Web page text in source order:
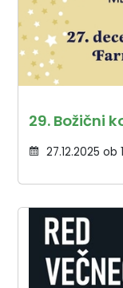
29. Božični
27.12.2025 ob